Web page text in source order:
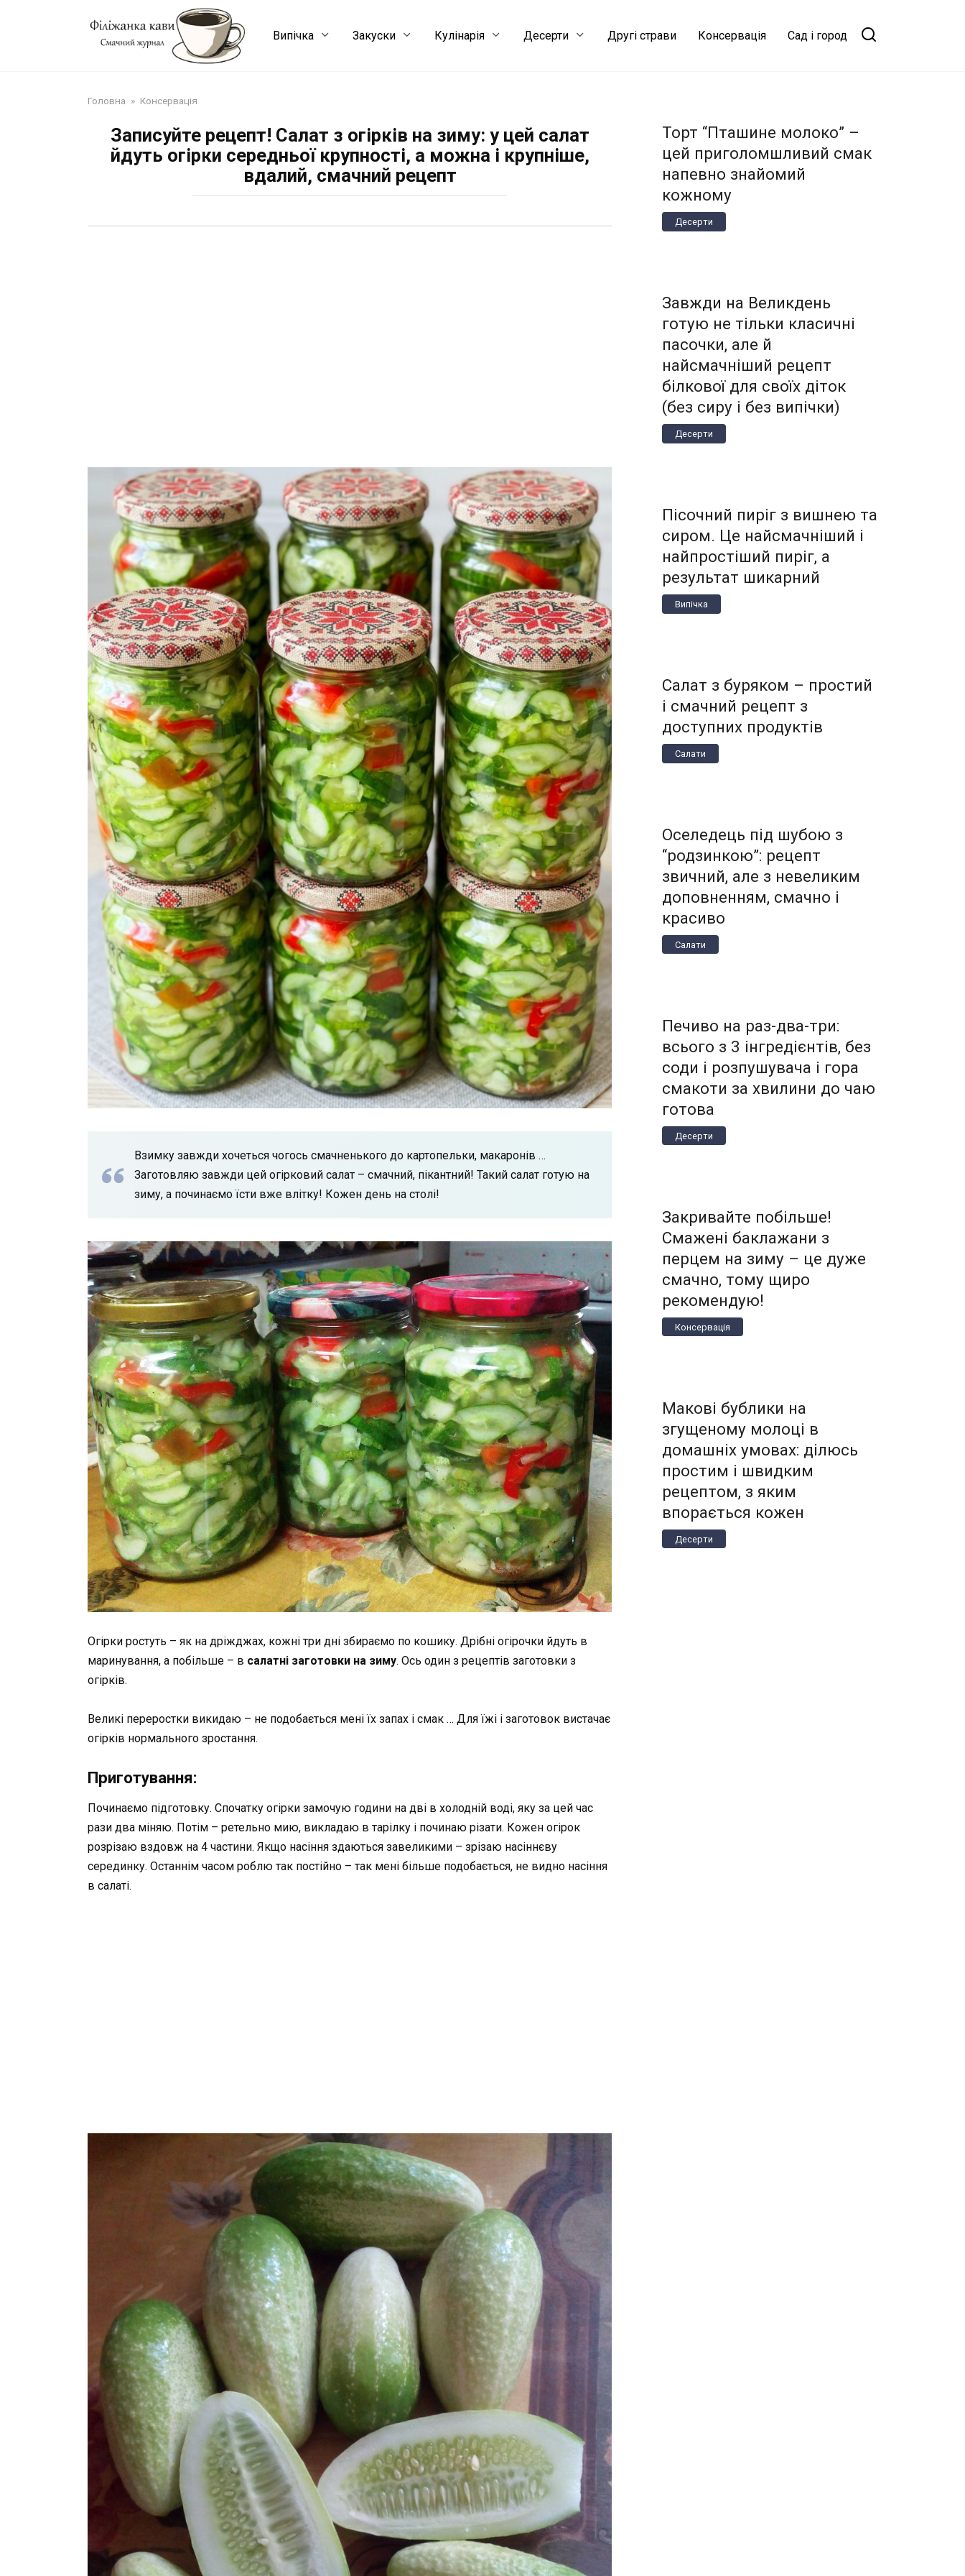
Випічка Закуски Кулінарія Десерти Другі страви Консервація Сад і город
Головна » Консервація
Записуйте рецепт! Салат з огірків на зиму: у цей салат
йдуть огірки середньої крупності, а можна і крупніше,
вдалий, смачний рецепт
Взимку завжди хочеться чогось смачненького до картопельки, макаронів …
Заготовляю завжди цей огірковий салат – смачний, пікантний! Такий салат готую на
зиму, а починаємо їсти вже влітку! Кожен день на столі!
Огірки ростуть – як на дріжджах, кожні три дні збираємо по кошику. Дрібні огірочки йдуть в
маринування, а побільше – в салатні заготовки на зиму. Ось один з рецептів заготовки з
огірків.
Великі переростки викидаю – не подобається мені їх запах і смак … Для їжі і заготовок вистачає
огірків нормального зростання.
Приготування:
Починаємо підготовку. Спочатку огірки замочую години на дві в холодній воді, яку за цей час
рази два міняю. Потім – ретельно мию, викладаю в тарілку і починаю різати. Кожен огірок
розрізаю вздовж на 4 частини. Якщо насіння здаються завеликими – зрізаю насіннєву
серединку. Останнім часом роблю так постійно – так мені більше подобається, не видно насіння
в салаті.
Торт “Пташине молоко” –
цей приголомшливий смак
напевно знайомий
кожному
Десерти
Завжди на Великдень
готую не тільки класичні
пасочки, але й
найсмачніший рецепт
білкової для своїх діток
(без сиру і без випічки)
Десерти
Пісочний пиріг з вишнею та
сиром. Це найсмачніший і
найпростіший пиріг, а
результат шикарний
Випічка
Салат з буряком – простий
і смачний рецепт з
доступних продуктів
Салати
Оселедець під шубою з
“родзинкою”: рецепт
звичний, але з невеликим
доповненням, смачно і
красиво
Салати
Печиво на раз-два-три:
всього з 3 інгредієнтів, без
соди і розпушувача і гора
смакоти за хвилини до чаю
готова
Десерти
Закривайте побільше!
Смажені баклажани з
перцем на зиму – це дуже
смачно, тому щиро
рекомендую!
Консервація
Макові бублики на
згущеному молоці в
домашніх умовах: ділюсь
простим і швидким
рецептом, з яким
впорається кожен
Десерти